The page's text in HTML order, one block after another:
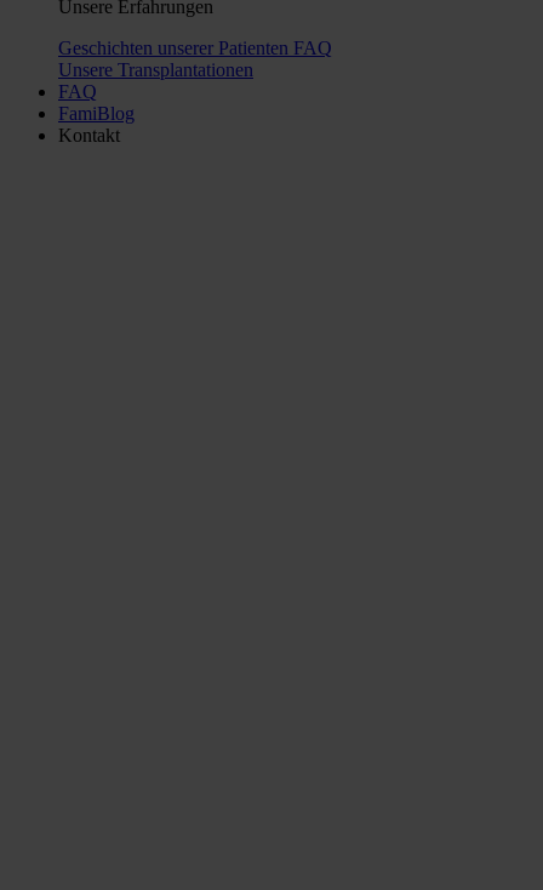
Unsere Erfahrungen
Geschichten unserer Patienten FAQ
Unsere Transplantationen
FAQ
FamiBlog
Kontakt